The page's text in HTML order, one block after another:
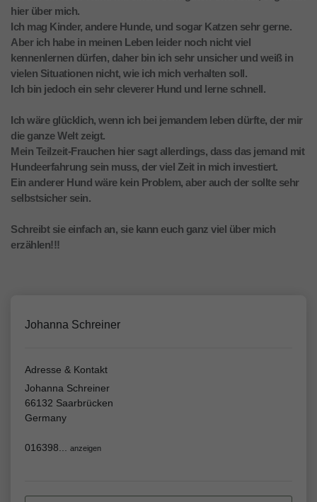
hier über mich.
Ich mag Kinder, andere Hunde, und sogar Katzen sehr gerne.
Aber ich habe in meinen Leben leider noch nicht viel
kennenlernen dürfen, daher bin ich sehr unsicher und weiß in
vielen Situationen nicht, wie ich mich verhalten soll.
Ich bin jedoch ein sehr cleverer Hund und lerne schnell.
Ich wäre glücklich, wenn ich bei jemandem leben dürfte, der mir
die ganze Welt zeigt.
Mein Teilzeit-Frauchen hier sagt allerdings, dass das jemand mit
Hundeerfahrung sein muss, der viel Zeit in mich investiert.
Ein anderer Hund wäre kein Problem, aber auch der sollte sehr
selbstsicher sein.
Schreibt sie einfach an, sie kann euch ganz viel über mich
erzählen!!!
Johanna Schreiner
Adresse & Kontakt
Johanna Schreiner
66132 Saarbrücken
Germany
016398... anzeigen